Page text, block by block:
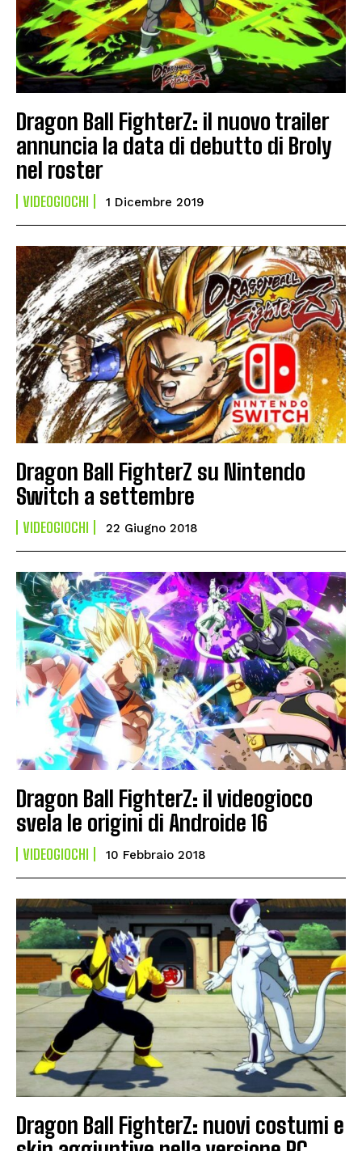
Dragon Ball FighterZ: il nuovo trailer
annuncia la data di debutto di Broly
nel roster
VIDEOGIOCHI 1 Dicembre 2019
Dragon Ball FighterZ su Nintendo
Switch a settembre
VIDEOGIOCHI 22 Giugno 2018
Dragon Ball FighterZ: il videogioco
svela le origini di Androide 16
VIDEOGIOCHI 10 Febbraio 2018
Dragon Ball FighterZ: nuovi costumi e